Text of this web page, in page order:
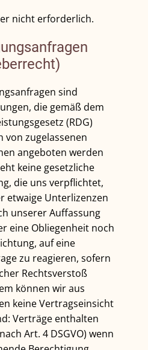
nicht erforderlich.
sind
die gemäß dem
(RDG)
von zugelassenen
angeboten werden
keine gesetzliche
die uns verpflichtet,
etwaige Unterlizenzen
unserer Auffassung
eine Obliegenheit noch
auf eine
zu reagieren, sofern
Rechtsverstoß
können wir aus
keine Vertragseinsicht
Verträge enthalten
Art. 4 DSGVO) wenn